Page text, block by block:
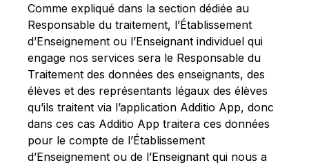
Comme expliqué dans la section dédiée au
Responsable du traitement, l’Établissement
d’Enseignement ou l’Enseignant individuel qui
engage nos services sera le Responsable du
Traitement des données des enseignants, des
élèves et des représentants légaux des élèves
qu’ils traitent via l’application Additio App, donc
dans ces cas Additio App traitera ces données
pour le compte de l’Établissement
d’Enseignement ou de l’Enseignant qui nous a